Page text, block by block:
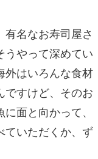
名なお寿司屋さ
うやって深めてい
外はいろんな食材
ですけど、そのお
面と向かって、
ていただくか、ず